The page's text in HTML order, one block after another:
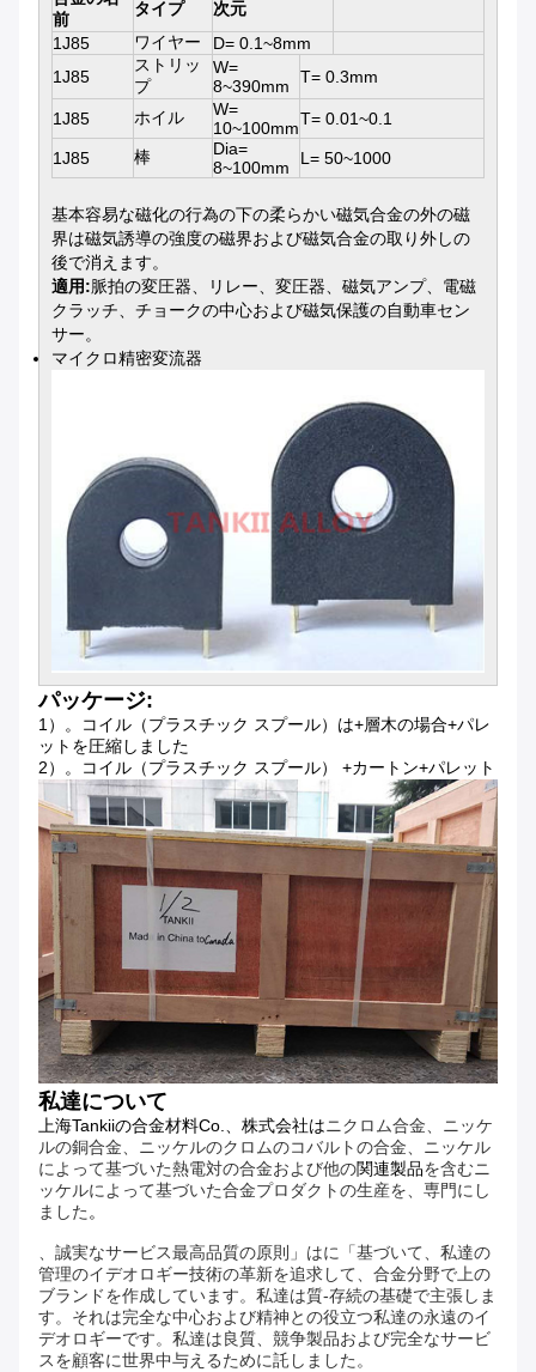
前
タイプ
次元
1J85
ワイヤー
D= 0.1~8mm
1J85
ストリッ
プ
W=
8~390mm
T= 0.3mm
1J85 ホイル
W=
10~100mmT= 0.01~0.1
1J85 棒
Dia=
8~100mm
L= 50~1000
基本容易な磁化の行為の下の柔らかい磁気合金の外の磁
界は磁気誘導の強度の磁界および磁気合金の取り外しの
後で消えます。
適用:脈拍の変圧器、リレー、変圧器、磁気アンプ、電磁
クラッチ、チョークの中心および磁気保護の自動車セン
サー。
マイクロ精密変流器
パッケージ:
1）。コイル（プラスチック スプール）は+層木の場合+パレ
ットを圧縮しました
2）。コイル（プラスチック スプール） +カートン+パレット
私達について
上海Tankiiの合金材料Co.、株式会社はニクロム合金、ニッケ
ルの銅合金、ニッケルのクロムのコバルトの合金、ニッケル
によって基づいた熱電対の合金および他の関連製品を含むニ
ッケルによって基づいた合金プロダクトの生産を、専門にし
ました 。
、誠実なサービス最高品質の原則」はに「基づいて、私達の
管理のイデオロギー技術の革新を追求して、合金分野で上の
ブランドを作成しています。私達は質-存続の基礎で主張しま
す。それは完全な中心および精神との役立つ私達の永遠のイ
デオロギーです。私達は良質、競争製品および完全なサービ
スを顧客に世界中与えるために託しました。